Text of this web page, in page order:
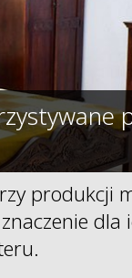
produkcji
dla